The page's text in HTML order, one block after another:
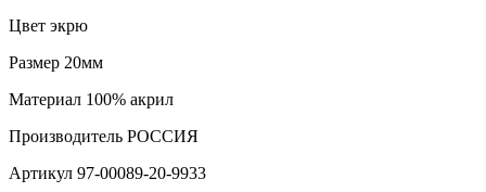
Цвет экрю
Размер 20мм
Материал 100% акрил
Производитель РОССИЯ
Артикул 97-00089-20-9933